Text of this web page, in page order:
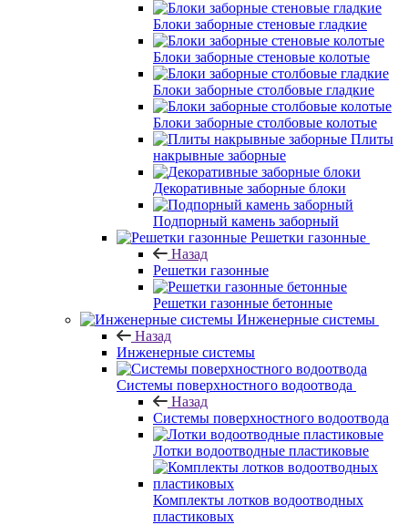
Блоки заборные стеновые гладкие
Блоки заборные стеновые колотые
Блоки заборные столбовые гладкие
Блоки заборные столбовые колотые
Плиты
накрывные заборные
Декоративные заборные блоки
Подпорный камень заборный
Решетки газонные
Назад
Решетки газонные
Решетки газонные бетонные
Инженерные системы
Назад
Инженерные системы
Системы поверхностного водоотвода
Назад
Системы поверхностного водоотвода
Лотки водоотводные пластиковые
Комплекты лотков водоотводных
пластиковых